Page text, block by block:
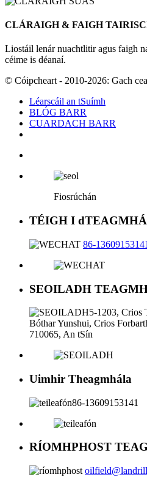
CLÁRAIGH & FAIGH
Liostáil lenár nuachtlitir agus faigh
céime is déanaí.
© Cóipcheart - 2010-2026: Gach
Léarscáil an tSuímh
BLÓG BARR
CUARDACH BARR
Fiosrúchán
TÉIGH I
86-13609153141
SEOILADH
5-1203, Crios
Bóthar Yunshui, Crios
710065, An tSín
Uimhir Theagmhála
86-13609153141
RÍOMHPHOST